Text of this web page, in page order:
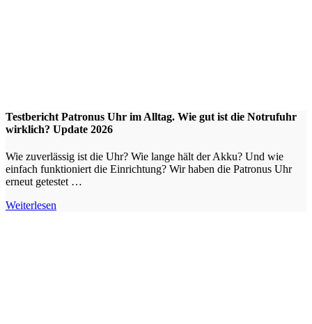
Testbericht Patronus Uhr im Alltag. Wie gut ist die Notrufuhr
wirklich? Update 2026
Wie zuverlässig ist die Uhr? Wie lange hält der Akku? Und wie
einfach funktioniert die Einrichtung? Wir haben die Patronus Uhr
erneut getestet …
Weiterlesen